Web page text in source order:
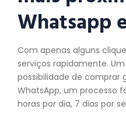
Whatsapp
Com apenas alguns
serviços rapidamente.
possibilidade de comprar
WhatsApp, um processo
horas por dia, 7 dias por